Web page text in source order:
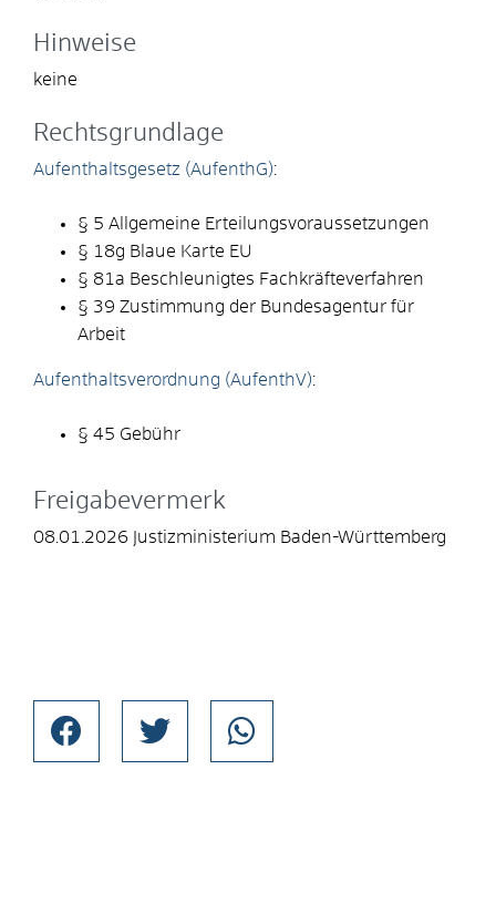
Hinweise
keine
Rechtsgrundlage
Aufenthaltsgesetz (AufenthG):
§ 5 Allgemeine Erteilungsvoraussetzungen
§ 18g Blaue Karte EU
§ 81a Beschleunigtes Fachkräfteverfahren
§ 39 Zustimmung der Bundesagentur für
Arbeit
Aufenthaltsverordnung (AufenthV):
§ 45 Gebühr
Freigabevermerk
08.01.2026 Justizministerium Baden-Württemberg